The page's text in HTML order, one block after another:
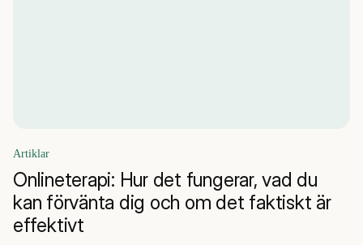
Artiklar
Onlineterapi: Hur det fungerar, vad du
kan förvänta dig och om det faktiskt är
effektivt